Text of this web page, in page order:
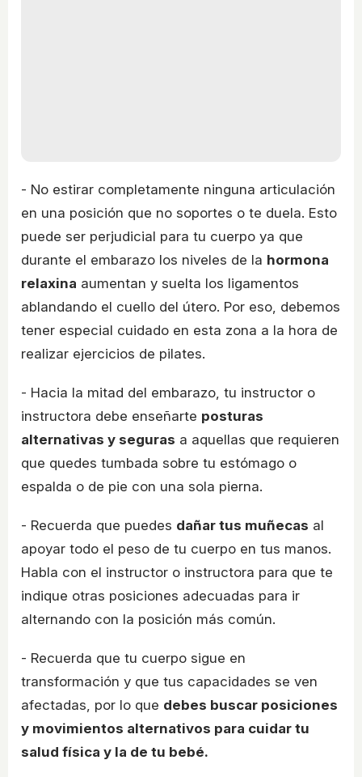
- No estirar completamente ninguna articulación
en una posición que no soportes o te duela. Esto
puede ser perjudicial para tu cuerpo ya que
durante el embarazo los niveles de la hormona
relaxina aumentan y suelta los ligamentos
ablandando el cuello del útero. Por eso, debemos
tener especial cuidado en esta zona a la hora de
realizar ejercicios de pilates.
- Hacia la mitad del embarazo, tu instructor o
instructora debe enseñarte posturas
alternativas y seguras a aquellas que requieren
que quedes tumbada sobre tu estómago o
espalda o de pie con una sola pierna.
- Recuerda que puedes dañar tus muñecas al
apoyar todo el peso de tu cuerpo en tus manos.
Habla con el instructor o instructora para que te
indique otras posiciones adecuadas para ir
alternando con la posición más común.
- Recuerda que tu cuerpo sigue en
transformación y que tus capacidades se ven
afectadas, por lo que debes buscar posiciones
y movimientos alternativos para cuidar tu
salud física y la de tu bebé.